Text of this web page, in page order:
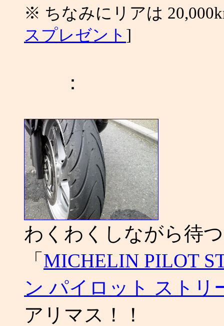
※ ちなみにリアは
スプレゼント ]
：
わくわくしながら待
「 MICHELIN PILOT
ン パイロット ストリ
アリマス！！